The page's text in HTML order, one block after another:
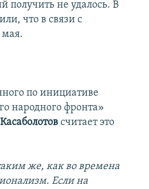
получить не удалось. В
что в связи с
мая.
по инициативе
народного фронта»
считает это
же, как во времена
Если на